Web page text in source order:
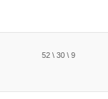
52 \ 30 \ 9